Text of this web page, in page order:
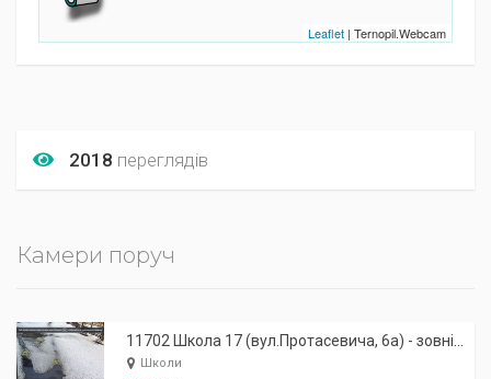
Leaflet | Ternopil.Webcam
2018 переглядів
Камери поруч
Школи